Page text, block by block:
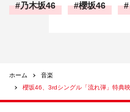
乃木坂46 櫻坂46
ホーム
音楽
櫻坂46、3rdシングル「流れ弾」特典